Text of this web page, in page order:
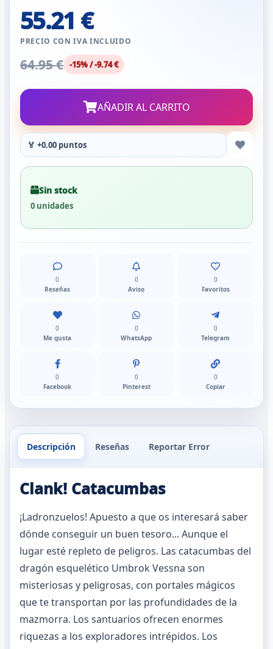
55.21 €
PRECIO CON IVA INCLUIDO
64.95 € -15% / -9.74 €
AÑADIR AL CARRITO
🏅 +0.00 puntos
Sin stock
0 unidades
0
Reseñas
0
Aviso
0
Favoritos
0
Me gusta
0
WhatsApp
0
Telegram
0
Facebook
0
Pinterest
0
Copiar
Descripción Reseñas Reportar Error
Clank! Catacumbas
¡Ladronzuelos! Apuesto a que os interesará saber
dónde conseguir un buen tesoro... Aunque el
lugar esté repleto de peligros. Las catacumbas del
dragón esquelético Umbrok Vessna son
misteriosas y peligrosas, con portales mágicos
que te transportan por las profundidades de la
mazmorra. Los santuarios ofrecen enormes
riquezas a los exploradores intrépidos. Los